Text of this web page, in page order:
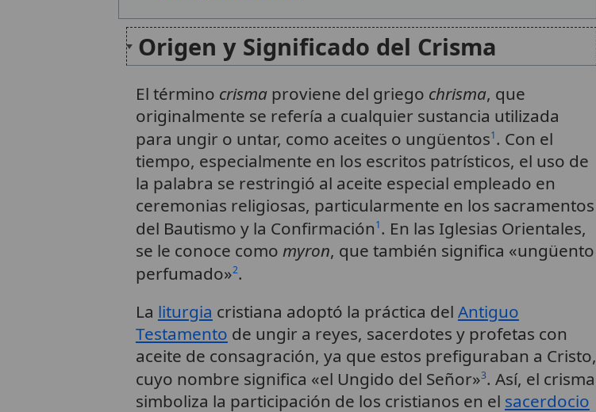
Origen y Significado del Crisma
El término crismaproviene del griego chrisma, que
originalmente se refería a cualquier sustancia utilizada
para ungir o untar, como aceites o ungüentos1. Con el
tiempo, especialmente en los escritos patrísticos, el uso de
la palabra se restringió al aceite especial empleado en
ceremonias religiosas, particularmente en los sacramentos
del Bautismo y la Confirmación1. En las Iglesias Orientales,
se le conoce como myron, que también significa «ungüento
perfumado»2.
La liturgia cristiana adoptó la práctica del Antiguo
Testamento de ungir a reyes, sacerdotes y profetas con
aceite de consagración, ya que estos prefiguraban a Cristo,
cuyo nombre significa «el Ungido del Señor»3. Así, el crisma
simboliza la participación de los cristianos en el sacerdocio